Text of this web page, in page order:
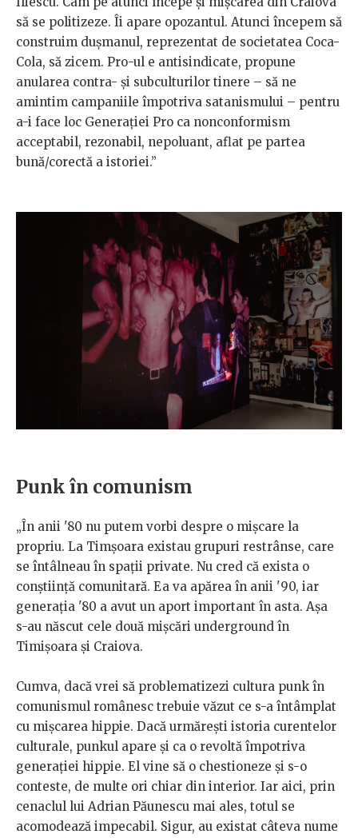
să se politizeze. Îi apare opozantul. Atunci începem să
construim dușmanul, reprezentat de societatea Coca-
Cola, să zicem. Pro-ul e antisindicate, propune
anularea contra- și subculturilor tinere – să ne
amintim campaniile împotriva satanismului – pentru
a-i face loc Generației Pro ca nonconformism
acceptabil, rezonabil, nepoluant, aflat pe partea
bună/corectă a istoriei.”
Punk în comunism
„În anii '80 nu putem vorbi despre o mișcare la
propriu. La Timșoara existau grupuri restrânse, care
se întâlneau în spații private. Nu cred că exista o
conștiință comunitară. Ea va apărea în anii '90, iar
generația '80 a avut un aport important în asta. Așa
s-au născut cele două mișcări underground în
Timișoara și Craiova.
Cumva, dacă vrei să problematizezi cultura punk în
comunismul românesc trebuie văzut ce s-a întâmplat
cu mișcarea hippie. Dacă urmărești istoria curentelor
culturale, punkul apare și ca o revoltă împotriva
generației hippie. El vine să o chestioneze și s-o
conteste, de multe ori chiar din interior. Iar aici, prin
cenaclul lui Adrian Păunescu mai ales, totul se
acomodează impecabil. Sigur, au existat câteva nume